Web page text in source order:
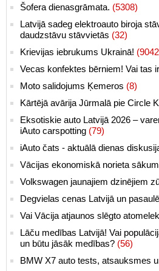
Šofera dienasgrāmata. (5308)
Latvijā sadeg elektroauto biroja
daudzstāvu stāvvietās (32)
Krievijas iebrukums Ukrainā!
Vecas konfektes bērniem! Vai tas
Moto salidojums Ķemeros (8)
Kārtējā avārija Jūrmalā pie Circle K
Eksotiskie auto Latvijā 2026 –
iAuto carspotting (79)
iAuto čats - aktuālā dienas
Vācijas ekonomiskā norieta
Volkswagen jaunajiem dzinējiem
Degvielas cenas Latvijā un pasaulē
Vai Vācija atjaunos slēgto
Lāču medības Latvijā! Vai
un būtu jāsāk medības? (56)
BMW X7 auto tests, atsauksmes